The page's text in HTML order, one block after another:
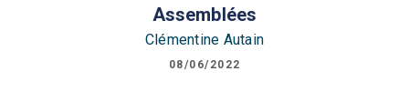
Assemblées
Clémentine Autain
08/06/2022